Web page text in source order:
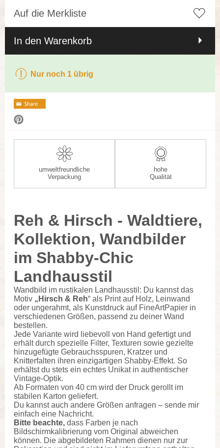
Auf die Merkliste
In den Warenkorb
Nur noch 1 übrig
umweltfreundliche
Verpackung
hohe
Qualität
Reh & Hirsch - Waldtiere,
Kollektion, Wandbilder
im Shabby-Chic
Landhausstil
Wandbild im rustikalen Landhausstil: Du kannst das
Motiv „Hirsch & Reh“ als Print auf Holz, Leinwand
oder ungerahmt, als Kunstdruck auf FineArtPapier in
verschiedenen Größen, passend zu deiner Wand
bestellen.
Jede Variante wird liebevoll von Hand gefertigt und
erhält durch spezielle Filter, Texturen sowie gezielte
hinzugefügte Gebrauchsspuren, Kratzer und
Knitterfalten ihren einzigartigen Shabby-Effekt. So
erhältst du stets ein echtes Unikat in authentischer
Vintage-Optik.
Ab Formaten von 40 cm wird der Druck gerollt im
stabilen Karton geliefert.
Du kannst auch andere Größen anfragen – sende mir
einfach eine Nachricht.
Bitte beachte, dass Farben je nach
Bildschirmkalibrierung vom Original abweichen
können. Die abgebildeten Rahmen dienen nur zur